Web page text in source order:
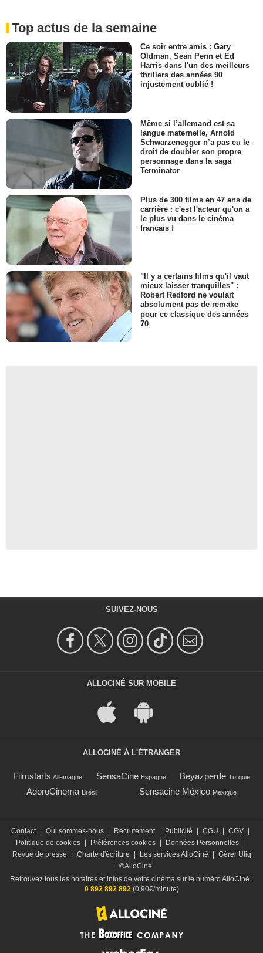
Top actus de la semaine
Ce soir entre amis : Gary
Oldman, Sean Penn et Ed
Harris dans l'un des meilleurs
thrillers des années 90
injustement oublié !
Même si l’allemand est sa
langue maternelle, Arnold
Schwarzenegger n’a pas eu le
droit de doubler son propre
personnage dans la saga
Terminator
Plus de 300 films en 47 ans de
carrière : c'est l'acteur qu'on a
le plus vu dans le cinéma
français !
"Il y a certains films qu'il vaut
mieux laisser tranquilles" :
Robert Redford ne voulait
absolument pas de remake
pour ce classique des années
70
SUIVEZ-NOUS
ALLOCINÉ SUR MOBILE
ALLOCINÉ À L'ÉTRANGER
Filmstarts Allemagne SensaCine Espagne Beyazperde Turquie
AdoroCinema Brésil Sensacine México Mexique
Contact | Qui sommes-nous | Recrutement | Publicité | CGU | CGV |
Politique de cookies | Préférences cookies | Données Personnelles |
Revue de presse
| Charte d'écriture | Les services AlloCiné | Gérer Utiq
| ©AlloCiné
Retrouvez tous les horaires et infos de votre cinéma sur le numéro AlloCiné :
0 892 892 892 (0,90€/minute)